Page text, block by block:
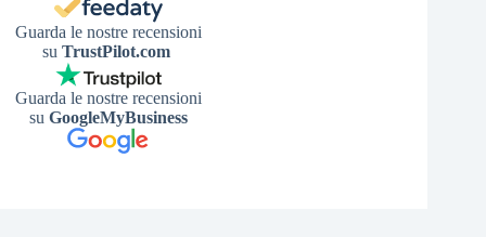
Guarda le nostre recensioni
su TrustPilot.com
Guarda le nostre recensioni
su GoogleMyBusiness